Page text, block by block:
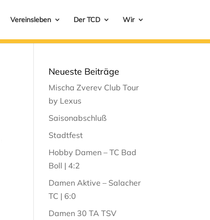
Vereinsleben Der TCD Wir
Neueste Beiträge
Mischa Zverev Club Tour
by Lexus
Saisonabschluß
Stadtfest
Hobby Damen – TC Bad
Boll | 4:2
Damen Aktive – Salacher
TC | 6:0
Damen 30 TA TSV